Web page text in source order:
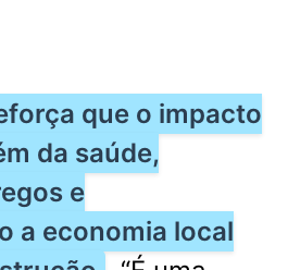
que o impacto
da saúde,
e
a economia local